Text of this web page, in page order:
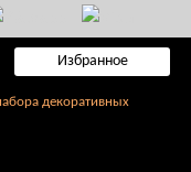
Избранное
декоративных